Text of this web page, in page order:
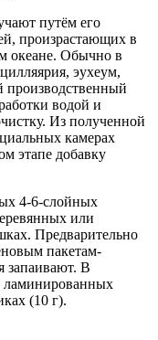
путём его
произрастающих в
океане. Обычно в
эухеум,
водой и
Из полученной
камерах
этапе добавку
4-6-слойных
или
Предварительно
пакетам-
запаивают. В
ламинированных
(10 г).